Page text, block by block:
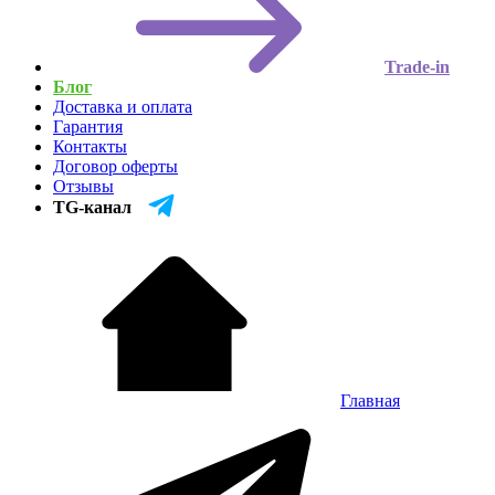
Trade-in
Блог
Доставка и оплата
Гарантия
Контакты
Договор оферты
Отзывы
TG-канал
Главная